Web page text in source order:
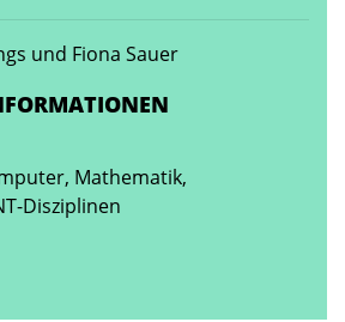
und Fiona Sauer
Mathematik,
Disziplinen